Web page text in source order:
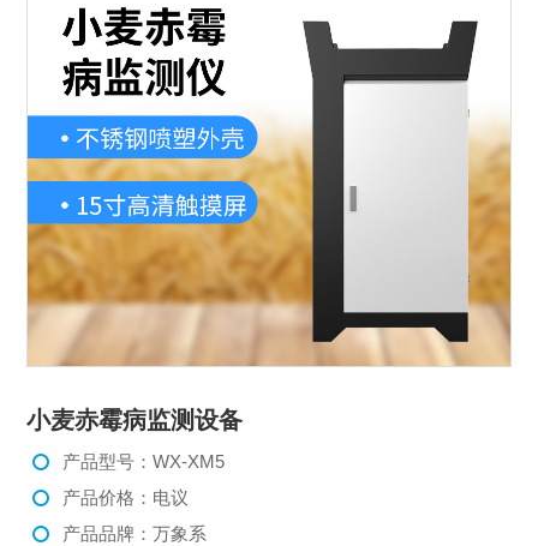
小麦赤霉病监测设备
产品型号：WX-XM5
产品价格：电议
产品品牌：万象系